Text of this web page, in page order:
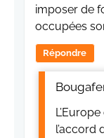
imposer de
occupées
Répondre
l’accord